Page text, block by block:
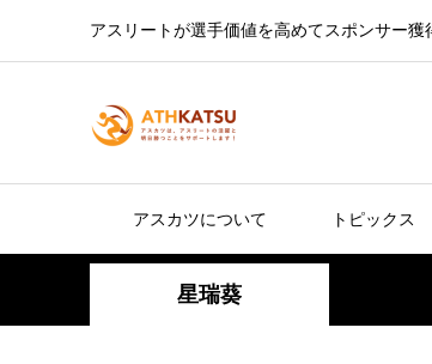
アスリートが選手価値を高めてスポンサー獲
アスカツについて トピックス
星瑞葵